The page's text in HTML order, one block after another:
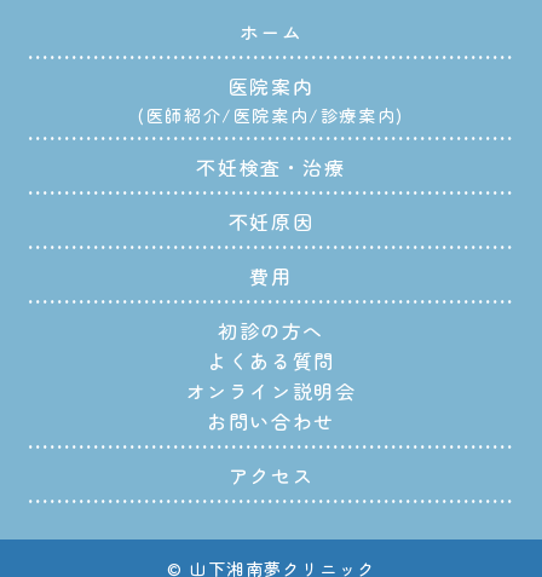
ホーム
医院案内
医師紹介 医院案内 診療案内
不妊検査・治療
不妊原因
費用
初診の方へ
よくある質問
オンライン説明会
お問い合わせ
アクセス
© 山下湘南夢クリニック